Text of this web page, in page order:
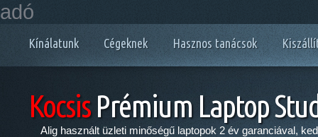
adó
Kínálatunk Cégeknek Hasznos tanácsok
KocsisPrémium Laptop
Alig használt üzleti minőségű laptopok 2 év garanciával,